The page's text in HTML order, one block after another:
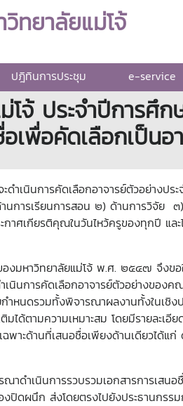
ทยาลัยแม่โจ้
ปฎิทินการประชุม e-service
โจ้ ประจำปีการศึ
พื่อคัดเลือกเป็นอ
รคัดเลือกอาจารย์ตัวอย่างประจ
นการเรียนการสอน ๒) ด้านการวิจัย
ะกาศเกียรติคุณในวันไหว้ครูของทุกปี
ทยาลัยแม่โจ้ พ.ศ. ๒๕๔๗ จึงขอให้
นินการคัดเลือกอาจารย์ตัวอย่างขอ
ำหนดรวมทั้งพิจารณาผลงานทั้งในเชิ
ด้ตามความเหมาะสม โดยมีรายละเอีย
พาะด้านที่เสนอชื่อเพียงด้านเดียวได้แ
การรวบรวมเอกสารการเสนอชื่
ปิดผนึก ส่งโดยตรงไปยังประธานกรร